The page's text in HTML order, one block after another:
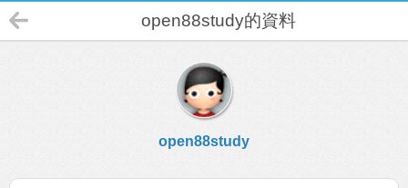
open88study的資料
open88study